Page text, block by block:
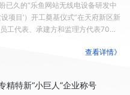
已久的“乐鱼网站无线电设备研发中
项目’）开工奠基仪式”在天府新区新
工代表、承建方和监理方代表70余
站上下齐心，克服众多困难，顺利
德辰...
查看详情》
精特新“小巨人”企业称号